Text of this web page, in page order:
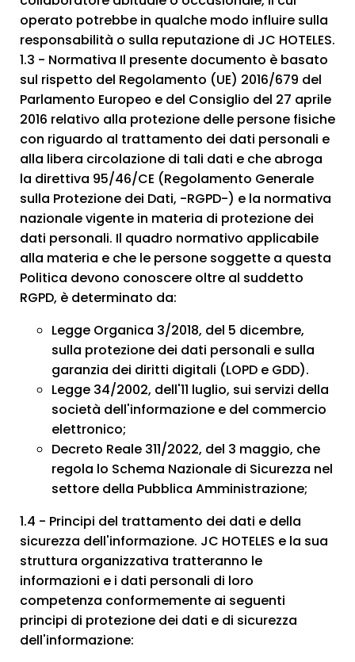
operato potrebbe in qualche modo influire sulla
responsabilità o sulla reputazione di JC HOTELES.
1.3 - Normativa Il presente documento è basato
sul rispetto del Regolamento (UE) 2016/679 del
Parlamento Europeo e del Consiglio del 27 aprile
2016 relativo alla protezione delle persone fisiche
con riguardo al trattamento dei dati personali e
alla libera circolazione di tali dati e che abroga
la direttiva 95/46/CE (Regolamento Generale
sulla Protezione dei Dati, -RGPD-) e la normativa
nazionale vigente in materia di protezione dei
dati personali. Il quadro normativo applicabile
alla materia e che le persone soggette a questa
Politica devono conoscere oltre al suddetto
RGPD, è determinato da:
Legge Organica 3/2018, del 5 dicembre,
sulla protezione dei dati personali e sulla
garanzia dei diritti digitali (LOPD e GDD).
Legge 34/2002, dell'11 luglio, sui servizi della
società dell'informazione e del commercio
elettronico;
Decreto Reale 311/2022, del 3 maggio, che
regola lo Schema Nazionale di Sicurezza nel
settore della Pubblica Amministrazione;
1.4 - Principi del trattamento dei dati e della
sicurezza dell'informazione. JC HOTELES e la sua
struttura organizzativa tratteranno le
informazioni e i dati personali di loro
competenza conformemente ai seguenti
principi di protezione dei dati e di sicurezza
dell'informazione: